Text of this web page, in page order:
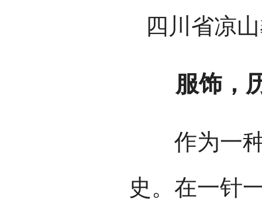
四川省凉
服饰，历
作为一种
史。在一针